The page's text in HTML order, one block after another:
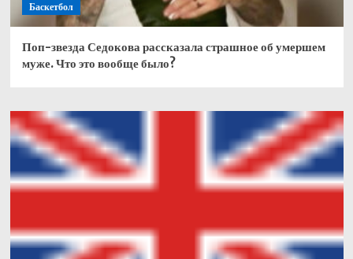
Баскетбол
Поп-звезда Седокова рассказала страшное об умершем
муже. Что это вообще было?